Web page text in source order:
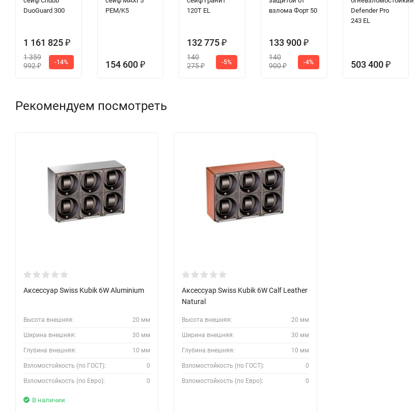
DuoGuard 300
1 161 825 ₽
1 359
992₽
-14%
PEM/K5
154 600 ₽
120T EL
132 775₽
140
275₽
-5%
взлома Форт 50
133 900 ₽
140
900₽
-4%
Defender Pro
243 EL
503 400 ₽
Рекомендуем посмотреть
Аксессуар Swiss Kubik 6W Aluminium
Высота внешняя: 20 мм
Ширина внешняя: 30 мм
Глубина внешняя: 10 мм
Взломостойкость (по ГОСТ): 0
Взломостойкость (по Евро): 0
В наличии
Аксессуар Swiss Kubik 6W Calf Leather
Natural
Высота внешняя: 20 мм
Ширина внешняя: 30 мм
Глубина внешняя: 10 мм
Взломостойкость (по ГОСТ): 0
Взломостойкость (по Евро): 0